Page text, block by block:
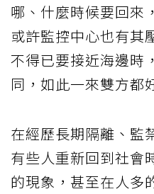
哪、什麼時候要回來
或許監控中心也有其
不得已要接近海邊時
同，如此一來雙方都
在經歷長期隔離、監
有些人重新回到社會
的現象，甚至在人多